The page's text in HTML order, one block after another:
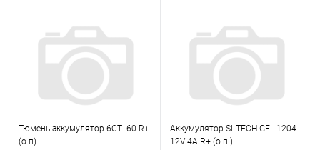
Тюмень аккумулятор 6СТ -60 R+
(о п)
Аккумулятор SILTECH GEL 1204
12V 4A R+ (о.п.)